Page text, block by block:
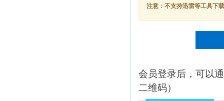
注意：不支持迅雷等工具下
会员登录后，可以
二维码）